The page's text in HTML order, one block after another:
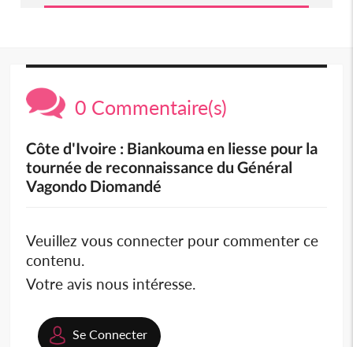
0 Commentaire(s)
Côte d'Ivoire : Biankouma en liesse pour la
tournée de reconnaissance du Général
Vagondo Diomandé
Veuillez vous connecter pour commenter ce
contenu.
Votre avis nous intéresse.
Se Connecter